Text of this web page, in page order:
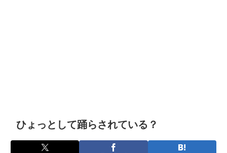
ひょっとして踊らされている？